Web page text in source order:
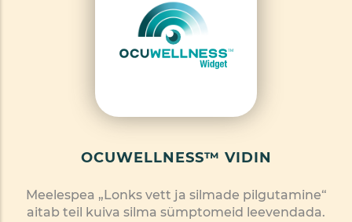
OCUWELLNESS™ VIDIN
Meelespea „Lonks vett ja silmade pilgutamine“
aitab teil kuiva silma sümptomeid leevendada.